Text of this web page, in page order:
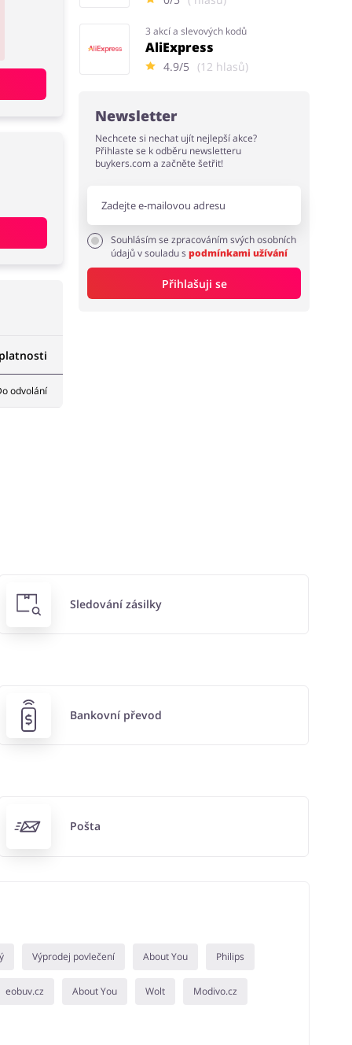
odvolání
3 akcí a slevových kodů
AliExpress
4.9/5 (12 hlasů)
Newsletter
Nechcete si nechat ujít nejlepší akce?
Přihlaste se k odběru newsletteru
buykers.com a začněte šetřit!
Souhlásím se zpracováním svých osobních
údajů v souladu spodmínkami užívání
Přihlašuji se
Sledování zásilky
Bankovní převod
Pošta
Výprodej povlečení About You Philips
eobuv.cz About You Wolt Modivo.cz